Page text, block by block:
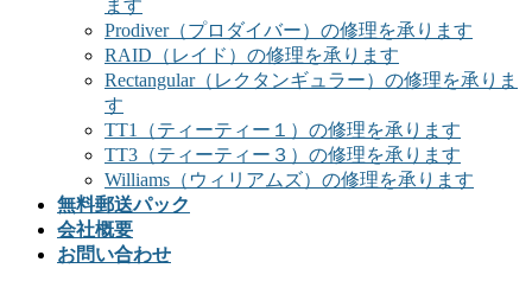
ます
Prodiver（プロダイバー）の修理を承ります
RAID（レイド）の修理を承ります
Rectangular（レクタンギュラー）の修理を承りま
す
TT1（ティーティー１）の修理を承ります
TT3（ティーティー３）の修理を承ります
Williams（ウィリアムズ）の修理を承ります
無料郵送パック
会社概要
お問い合わせ